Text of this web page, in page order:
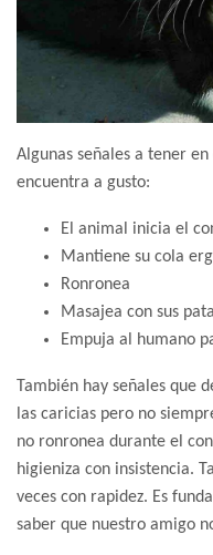
Algunas señales a tener
encuentra a gusto:
El animal inicia el
Mantiene su cola
Ronronea
Masajea con sus
Empuja al humano
También hay señales que
las caricias pero no
no ronronea durante el
higieniza con insistencia.
veces con rapidez. Es
saber que nuestro amigo